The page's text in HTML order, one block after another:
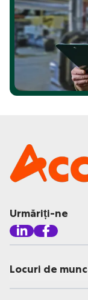
Urmăriți-ne
Locuri de